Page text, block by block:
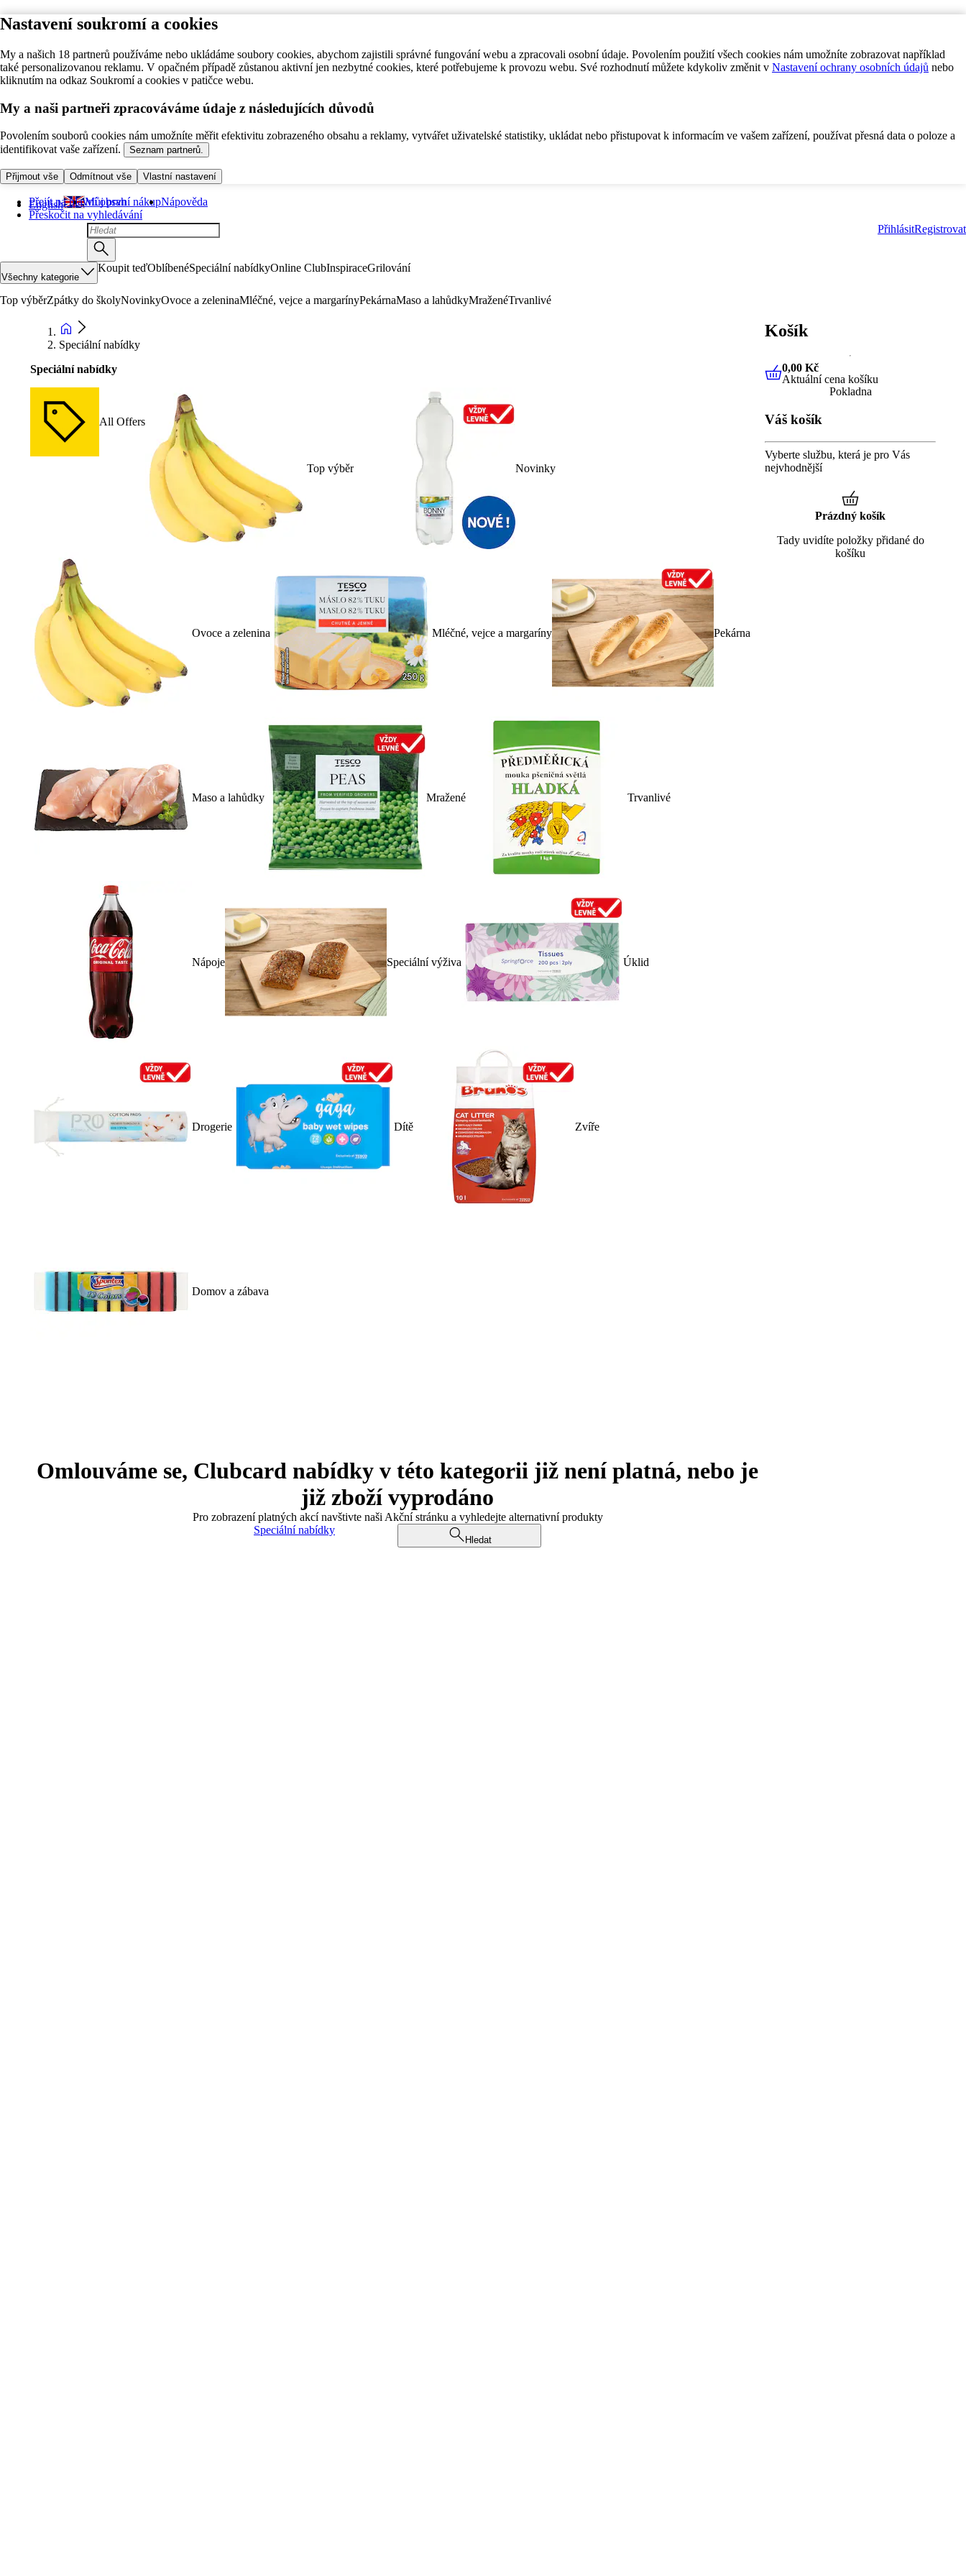
Nastavení soukromí a cookies
My a našich 18 partnerů používáme nebo ukládáme soubory cookies, abychom zajistili správné fungování webu a zpracovali osobní údaje. Povolením použití všech cookies nám umožníte zobrazovat například
také personalizovanou reklamu. V opačném případě zůstanou aktivní jen nezbytné cookies, které potřebujeme k provozu webu. Své rozhodnutí můžete kdykoliv změnit v Nastavení ochrany osobních údajů nebo
kliknutím na odkaz Soukromí a cookies v patičce webu.
My a naši partneři zpracováváme údaje z následujících důvodů
Povolením souborů cookies nám umožníte měřit efektivitu zobrazeného obsahu a reklamy, vytvářet uživatelské statistiky, ukládat nebo přistupovat k informacím ve vašem zařízení, používat přesná data o poloze a
identifikovat vaše zařízení.
Seznam partnerů.
Přijmout vše Odmítnout vše Vlastní nastavení
Přejít na hlavní obsah
Přeskočit na vyhledávání
English Můj první nákupNápověda
PřihlásitRegistrovat
Všechny kategorie
Koupit teďOblíbenéSpeciální nabídkyOnline ClubInspiraceGrilování
Top výběrZpátky do školyNovinkyOvoce a zeleninaMléčné, vejce a margarínyPekárnaMaso a lahůdkyMraženéTrvanlivé
Speciální nabídky
Speciální nabídky
All Offers
Top výběr Novinky
Ovoce a zelenina Mléčné, vejce a margaríny Pekárna
Maso a lahůdky Mražené Trvanlivé
Nápoje Speciální výživa Úklid
Drogerie Dítě Zvíře
Domov a zábava
Omlouváme se, Clubcard nabídky v této kategorii již není platná, nebo je
již zboží vyprodáno
Pro zobrazení platných akcí navštivte naši Akční stránku a vyhledejte alternativní produkty
Speciální nabídky
Hledat
Košík
0,00 KčAktuální cena košíku
0,00 Kč
Aktuální cena košíku
Pokladna
Váš košík
Vyberte službu, která je pro Vás
nejvhodnější
Prázdný košík
Tady uvidíte položky přidané do
košíku